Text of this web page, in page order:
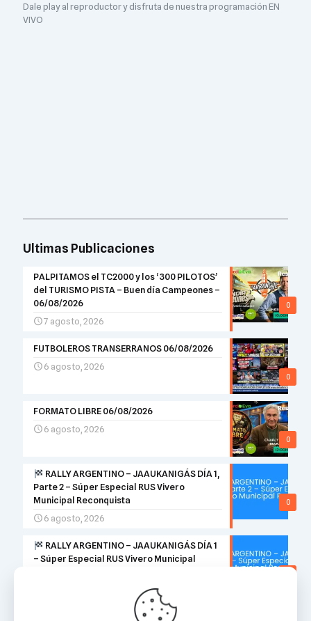
Dale play al reproductor y disfruta de nuestra programación EN
VIVO
Ultimas Publicaciones
0
PALPITAMOS el TC2000 y los ‘300 PILOTOS’
del TURISMO PISTA – Buen día Campeones –
06/08/2026
7 agosto, 2026
0
FUTBOLEROS TRANSERRANOS 06/08/2026
6 agosto, 2026
0
FORMATO LIBRE 06/08/2026
6 agosto, 2026
0
RALLY ARGENTINO – JAAUKANIGÁS DÍA 1,
Parte 2 – Súper Especial RUS Vivero
Municipal Reconquista
6 agosto, 2026
RALLY ARGENTINO – JAAUKANIGÁS DÍA 1
– Súper Especial RUS Vivero Municipal